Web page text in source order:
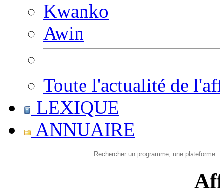
Kwanko
Awin
Toute l'actualité de
LEXIQUE
ANNUAIRE